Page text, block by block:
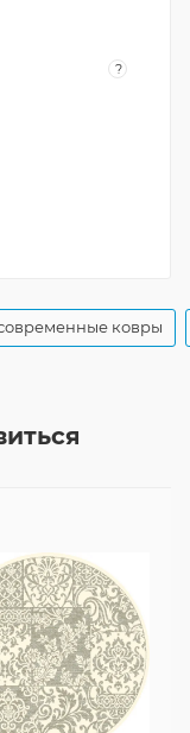
?
ковры